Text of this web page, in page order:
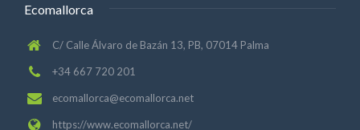
Ecomallorca
C/ Calle Álvaro de Bazán 13, PB, 07014 Palma
+34 667 720 201
ecomallorca@ecomallorca.net
https://www.ecomallorca.net/